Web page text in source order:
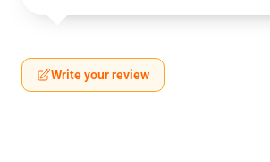
Write your review